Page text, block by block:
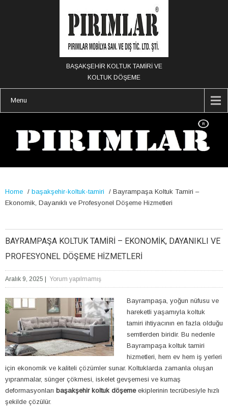
BAŞAKŞEHİR KOLTUK TAMİRİ VE
KOLTUK DÖŞEME
Menu
Home / başakşehir-koltuk-tamiri / Bayrampaşa Koltuk Tamiri –
Ekonomik, Dayanıklı ve Profesyonel Döşeme Hizmetleri
BAYRAMPAŞA KOLTUK TAMIRI – EKONOMIK, DAYANIKLI VE
PROFESYONEL DÖŞEME HIZMETLERI
Aralık 9, 2025 | Yorum yapılmamış
Bayrampaşa, yoğun nüfusu ve
hareketli yaşamıyla koltuk
tamiri ihtiyacının en fazla olduğu
semtlerden biridir. Bu nedenle
Bayrampaşa koltuk tamiri
hizmetleri, hem ev hem iş yerleri
için ekonomik ve kaliteli çözümler sunar. Koltuklarda zamanla oluşan
yıpranmalar, sünger çökmesi, iskelet gevşemesi ve kumaş
deformasyonları başakşehir koltuk döşemeekiplerinin tecrübesiyle hızlı
şekilde çözülür.